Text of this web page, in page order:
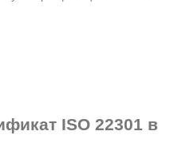
ISO 22301 в